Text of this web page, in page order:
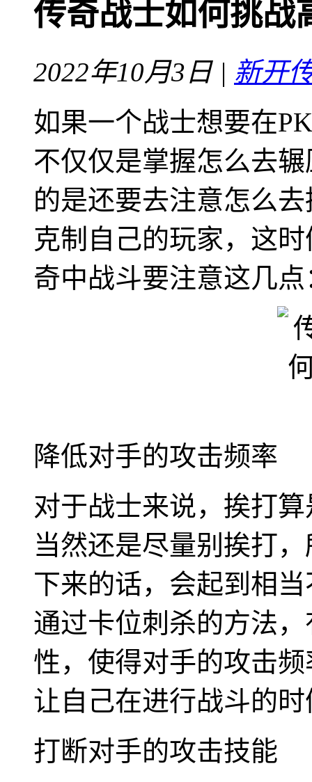
传奇战士如何挑战
2022年10月3日 | 新开
如果一个战士想要在
不仅仅是掌握怎么去
的是还要去注意怎么
克制自己的玩家，这
奇中战斗要注意这几点
降低对手的攻击频率
对于战士来说，挨打
当然还是尽量别挨打
下来的话，会起到相
通过卡位刺杀的方法
性，使得对手的攻击
让自己在进行战斗的
打断对手的攻击技能